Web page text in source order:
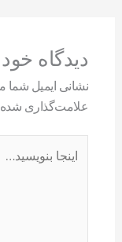
دیدگاه‌
نشانی ایمیل شما
علامت‌گذاری
بنویسید…